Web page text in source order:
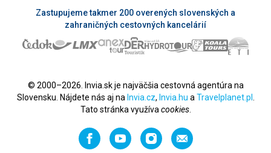
Zastupujeme takmer 200 overených slovenských a
zahraničných cestovných kancelárií
© 2000–2026. Invia.sk je najväčšia cestovná agentúra na
Slovensku. Nájdete nás aj na Invia.cz, Invia.hu a Travelplanet.pl
Tato stránka využíva cookies.
FacebookYouTubeInstagramOdporučiť